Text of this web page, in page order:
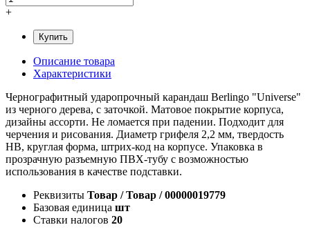
+
Купить
Описание товара
Характеристики
Чернографитный ударопрочный карандаш Berlingo "Universe"
из черного дерева, с заточкой. Матовое покрытие корпуса,
дизайны ассорти. Не ломается при падении. Подходит для
черчения и рисования. Диаметр грифеля 2,2 мм, твердость
HB, круглая форма, штрих-код на корпусе. Упаковка в
прозрачную разъемную ПВХ-тубу с возможностью
использования в качестве подставки.
Реквизиты Товар / Товар / 00000019779
Базовая единица шт
Ставки налогов 20